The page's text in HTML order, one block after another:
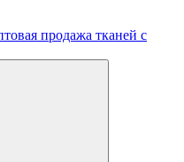
продажа тканей с